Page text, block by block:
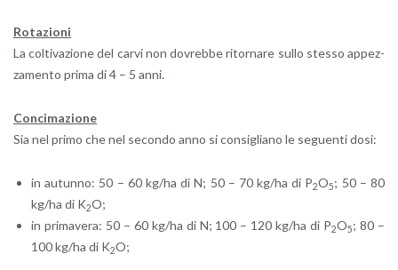
Ro­ta­zio­ni
La col­ti­va­zio­ne del carvi non do­vreb­be ri­tor­na­re sullo stes­so ap­pez­
za­men­to prima di 4 – 5 anni.
Con­ci­ma­zio­ne
Sia nel primo che nel se­con­do anno si con­si­glia­no le se­guen­ti dosi:
in au­tun­no: 50 – 60 kg/ha di N; 50 – 70 kg/ha di P2O5; 50 – 80
kg/ha di K2O;
in pri­ma­ve­ra: 50 – 60 kg/ha di N; 100 – 120 kg/ha di P2O5; 80 –
100 kg/ha di K2O;